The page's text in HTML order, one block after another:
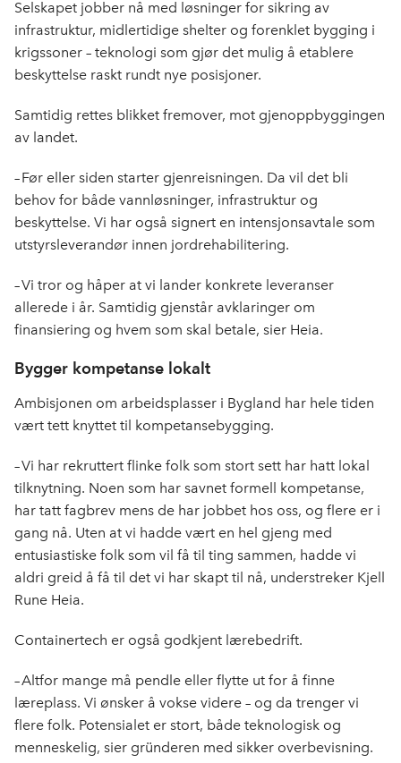
Selskapet jobber nå med løsninger for sikring av
infrastruktur, midlertidige shelter og forenklet bygging i
krigssoner – teknologi som gjør det mulig å etablere
beskyttelse raskt rundt nye posisjoner.
Samtidig rettes blikket fremover, mot gjenoppbyggingen
av landet.
– Før eller siden starter gjenreisningen. Da vil det bli
behov for både vannløsninger, infrastruktur og
beskyttelse. Vi har også signert en intensjonsavtale som
utstyrsleverandør innen jordrehabilitering.
– Vi tror og håper at vi lander konkrete leveranser
allerede i år. Samtidig gjenstår avklaringer om
finansiering og hvem som skal betale, sier Heia.
Bygger kompetanse lokalt
Ambisjonen om arbeidsplasser i Bygland har hele tiden
vært tett knyttet til kompetansebygging.
– Vi har rekruttert flinke folk som stort sett har hatt lokal
tilknytning. Noen som har savnet formell kompetanse,
har tatt fagbrev mens de har jobbet hos oss, og flere er i
gang nå. Uten at vi hadde vært en hel gjeng med
entusiastiske folk som vil få til ting sammen, hadde vi
aldri greid å få til det vi har skapt til nå, understreker Kjell
Rune Heia.
Containertech er også godkjent lærebedrift.
– Altfor mange må pendle eller flytte ut for å finne
læreplass. Vi ønsker å vokse videre – og da trenger vi
flere folk. Potensialet er stort, både teknologisk og
menneskelig, sier gründeren med sikker overbevisning.